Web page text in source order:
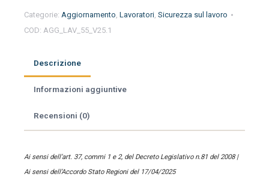
Zootecnia.
Sicurezza
gestione
delle
macchine
quantità
Categorie: Aggiornamento, Lavoratori, Sicurezza sul lavoro
COD: AGG_LAV_55_V25.1
Descrizione
Informazioni aggiuntive
Recensioni (0)
Ai sensi dell’art. 37, commi 1 e 2, del Decreto Legislativo n.81 del 2008 |
Ai sensi dell’Accordo Stato Regioni del 17/04/2025